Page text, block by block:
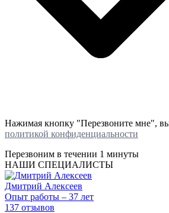
Нажимая кнопку "Перезвоните мне", вы
политикой конфиденциальности
Перезвоним в течении 1 минуты
НАШИ СПЕЦИАЛИСТЫ
Дмитрий Алексеев
Опыт работы – 37 лет
137 отзывов